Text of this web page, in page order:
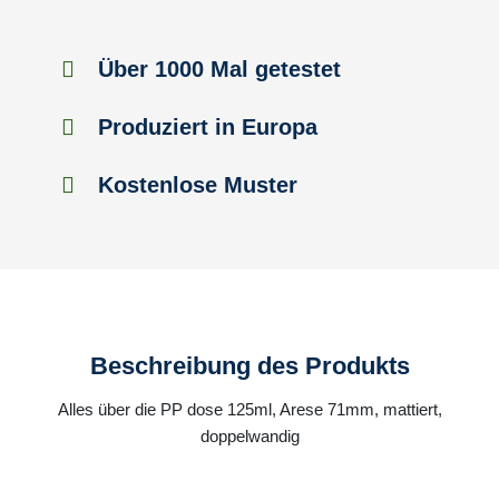
Über 1000 Mal getestet
Produziert in Europa
Kostenlose Muster
Beschreibung des Produkts
Alles über die PP dose 125ml, Arese 71mm, mattiert,
doppelwandig